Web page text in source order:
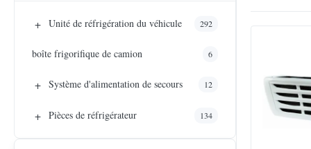
+ Unité de réfrigération du véhicule 292
boîte frigorifique de camion 6
+ Système d'alimentation de secours 12
+ Pièces de réfrigérateur 134